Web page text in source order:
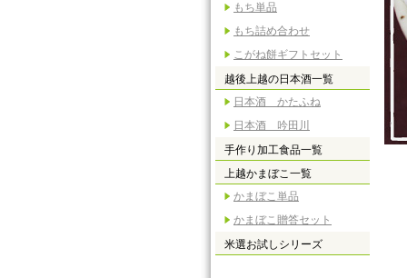
もち単品
もち詰め合わせ
こがね餅ギフトセット
越後上越の日本酒一覧
日本酒 かたふね
日本酒 吟田川
手作り加工食品一覧
上越かまぼこ一覧
かまぼこ単品
かまぼこ贈答セット
米選お試しシリーズ